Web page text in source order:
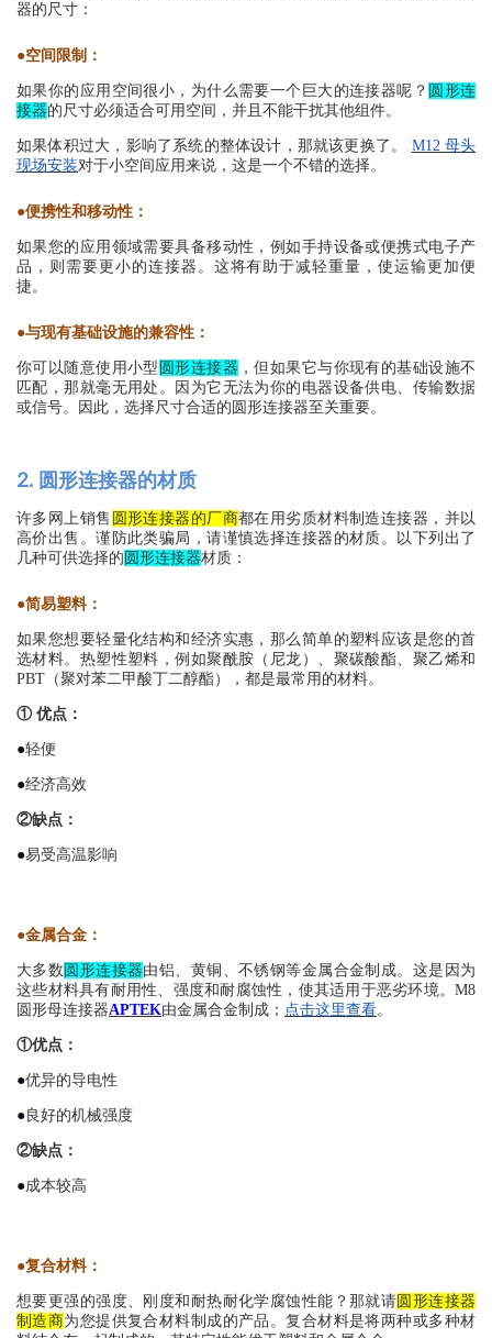
器的尺寸：
●空间限制：
如果你的应用空间很小，为什么需要一个巨大的连接器呢？ 圆形连
接器的尺寸必须适合可用空间，并且不能干扰其他组件。
如果体积过大，影响了系统的整体设计，那就该更换了。
M12 母头
现场安装对于小空间应用来说，这是一个不错的选择。
●便携性和移动性：
如果您的应用领域需要具备移动性，例如手持设备或便携式电子产
品，则需要更小的连接器。这将有助于减轻重量，使运输更加便
捷。
●与现有基础设施的兼容性：
你可以随意使用小型 圆形连接器 ，但如果它与你现有的基础设施不
匹配，那就毫无用处。因为它无法为你的电器设备供电、传输数据
或信号。因此，选择尺寸合适的圆形连接器至关重要。
2. 圆形连接器的材质
许多 网上销售 圆形连接器的厂商都在用劣质材料制造连接器，并以
高价出售。谨防此类骗局，请谨慎选择连接器的材质。以下列出了
几种可供选择的 圆形连接器材质：
●简易塑料：
如果您想要轻量化结构和经济实惠，那么简单的塑料应该是您的首
选材料。热塑性塑料，例如聚酰胺（尼龙）、聚碳酸酯、聚乙烯和
PBT（聚对苯二甲酸丁二醇酯），都是最常用的材料。
① 优点：
●轻便
●经济高效
②缺点：
●易受高温影响
●金属合金：
大多数 圆形连接器由铝、黄铜、不锈钢等金属合金制成。这是因为
这些材料具有耐用性、强度和耐腐蚀性，使其适用于恶劣环境。M8
圆形母连接器APTEK由金属合金制成； 点击这里查看。
①优点：
●优异的导电性
● 良好的机械强度
②缺点：
●成本较高
●复合材料：
想要更强的强度、刚度和耐热耐化学腐蚀性能？那就请 圆形连接器
制造商为您提供复合材料制成的产品。复合材料是将两种或多种材